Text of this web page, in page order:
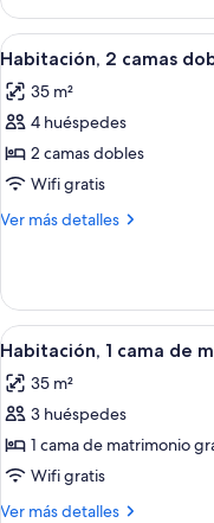
1
habitación
Abrir
todas
las
fotos
de
Habitación,
2
(High
Floor)
4
Habitación, 2 camas
35 m²
4 huéspedes
2 camas dobles
Wifi gratis
Ver más detalles
Más
2
camas
dobles
Floor)
Abrir
todas
las
fotos
de
Habitación,
1
4
Habitación, 1 cama de
35 m²
3 huéspedes
1 cama de matrimonio
Wifi gratis
Ver más detalles
Más